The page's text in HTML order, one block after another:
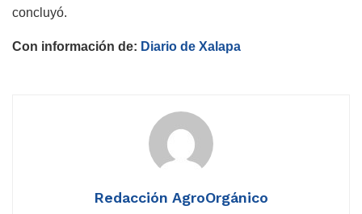
concluyó.
Con información de: Diario de Xalapa
Redacción AgroOrgánico